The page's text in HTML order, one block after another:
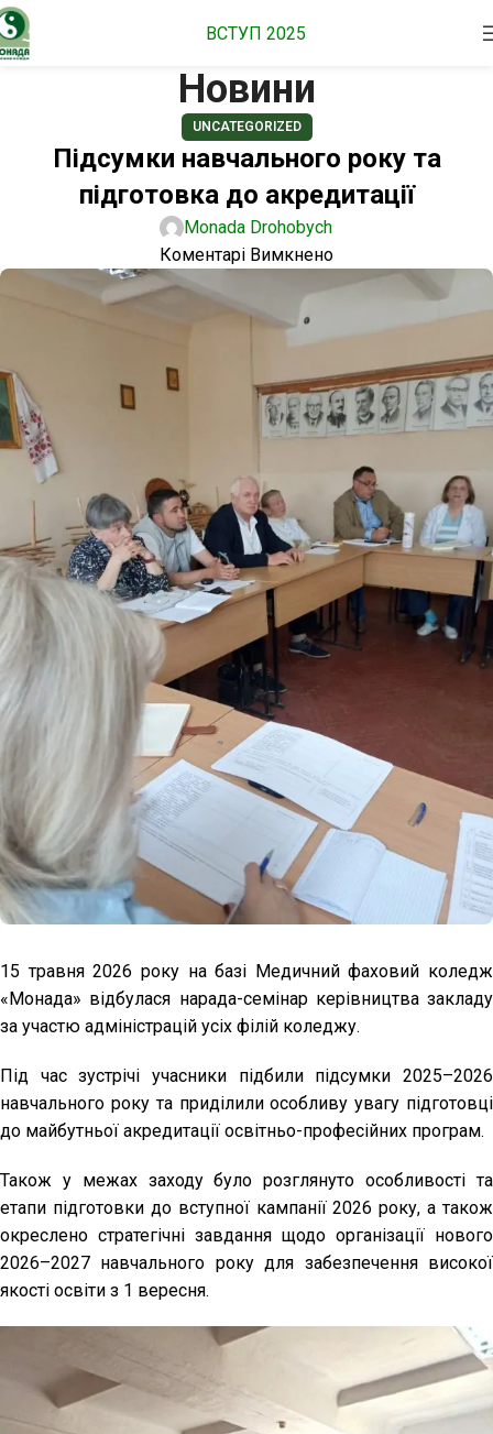
ВСТУП 2025
Новини
UNCATEGORIZED
Підсумки навчального року та
підготовка до акредитації
Monada Drohobych
Коментарі Вимкнено
15 травня 2026 року на базі Медичний фаховий коледж
«Монада» відбулася нарада-семінар керівництва закладу
за участю адміністрацій усіх філій коледжу.
Під час зустрічі учасники підбили підсумки 2025–2026
навчального року та приділили особливу увагу підготовці
до майбутньої акредитації освітньо-професійних програм.
Також у межах заходу було розглянуто особливості та
етапи підготовки до вступної кампанії 2026 року, а також
окреслено стратегічні завдання щодо організації нового
2026–2027 навчального року для забезпечення високої
якості освіти з 1 вересня.